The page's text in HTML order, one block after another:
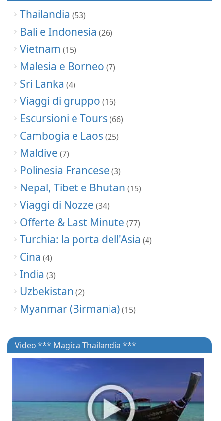
Thailandia (53)
Bali e Indonesia (26)
Vietnam (15)
Malesia e Borneo (7)
Sri Lanka (4)
Viaggi di gruppo (16)
Escursioni e Tours (66)
Cambogia e Laos (25)
Maldive (7)
Polinesia Francese (3)
Nepal, Tibet e Bhutan (15)
Viaggi di Nozze (34)
Offerte & Last Minute (77)
Turchia: la porta dell'Asia (4)
Cina (4)
India (3)
Uzbekistan (2)
Myanmar (Birmania)(15)
Video *** Magica Thailandia ***